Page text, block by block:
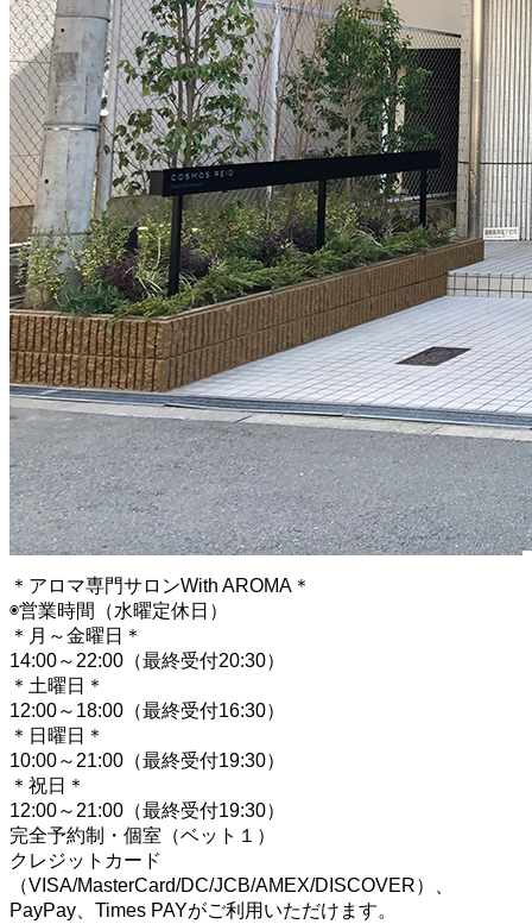
＊アロマ専門サロンWith AROMA＊
◉営業時間（水曜定休日）
＊月～金曜日＊
14:00～22:00（最終受付20:30）
＊土曜日＊
12:00～18:00（最終受付16:30）
＊日曜日＊
10:00～21:00（最終受付19:30）
＊祝日＊
12:00～21:00（最終受付19:30）
完全予約制・個室（ベット１）
クレジットカード
（VISA/MasterCard/DC/JCB/AMEX/DISCOVER）、
PayPay、Times PAYがご利用いただけます。